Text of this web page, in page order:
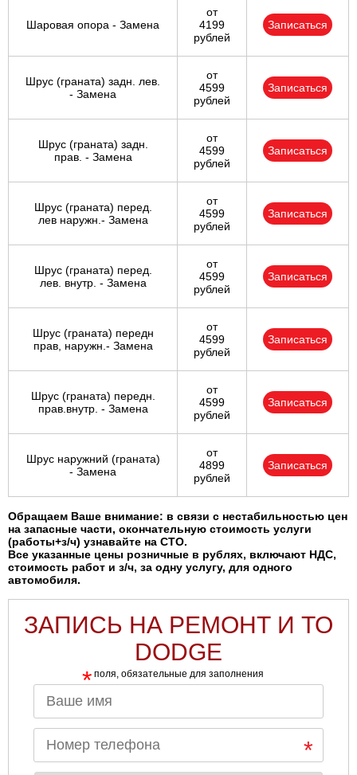
Шаровая опора - Замена
от
4199
рублей
Записаться
Шрус (граната) задн. лев.
- Замена
от
4599
рублей
Записаться
Шрус (граната) задн.
прав. - Замена
от
4599
рублей
Записаться
Шрус (граната) перед.
лев наружн.- Замена
от
4599
рублей
Записаться
Шрус (граната) перед.
лев. внутр. - Замена
от
4599
рублей
Записаться
Шрус (граната) передн
прав, наружн.- Замена
от
4599
рублей
Записаться
Шрус (граната) передн.
прав.внутр. - Замена
от
4599
рублей
Записаться
Шрус наружний (граната)
- Замена
от
4899
рублей
Записаться
Обращаем Ваше внимание: в связи с нестабильностью цен
на запасные части, окончательную стоимость услуги
(работы+з/ч) узнавайте на СТО.
Все указанные цены розничные в рублях, включают НДС,
стоимость работ и з/ч, за одну услугу, для одного
автомобиля.
ЗАПИСЬ НА РЕМОНТ И ТО
DODGE
* поля, обязательные для заполнения